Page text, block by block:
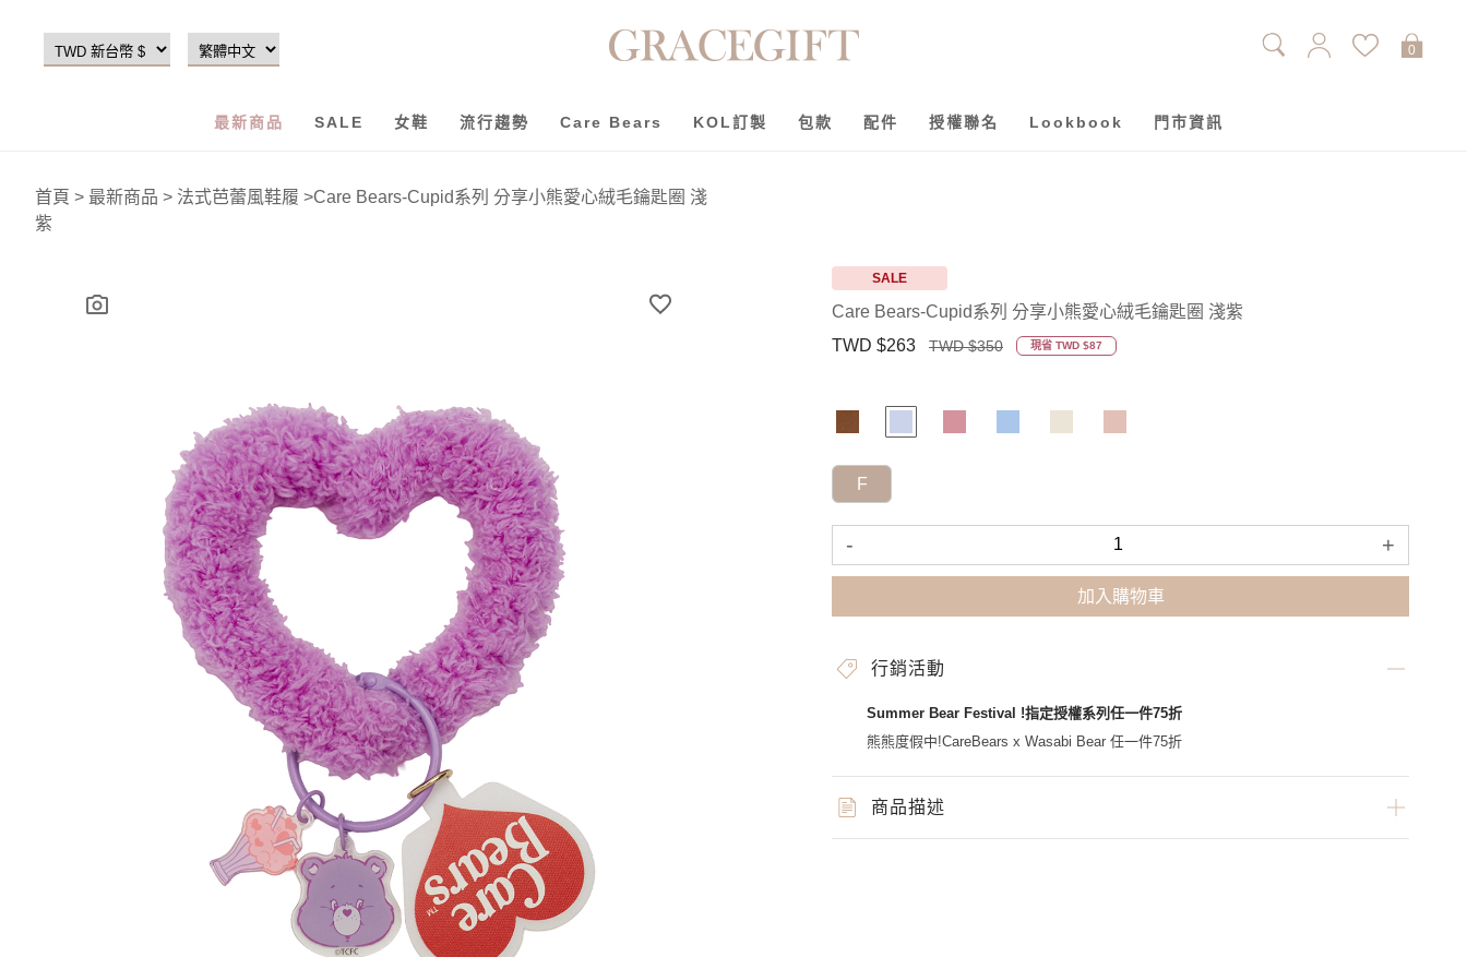
最新商品 SALE 女鞋 流行趨勢 Care Bears KOL訂製 包款 配件 授權聯名 Lookbook 門市資訊
首頁 > 最新商品 > 法式芭蕾風鞋履 >Care Bears-Cupid系列 分享小熊愛心絨毛鑰匙圈 淺
紫
SALE
Care Bears-Cupid系列 分享小熊愛心絨毛鑰匙圈 淺紫
TWD $263
TWD $350 現省 TWD $87
F
- +
加入購物車
行銷活動
Summer Bear Festival !指定授權系列任一件75折
熊熊度假中!CareBears x Wasabi Bear 任一件75折
商品描述
0